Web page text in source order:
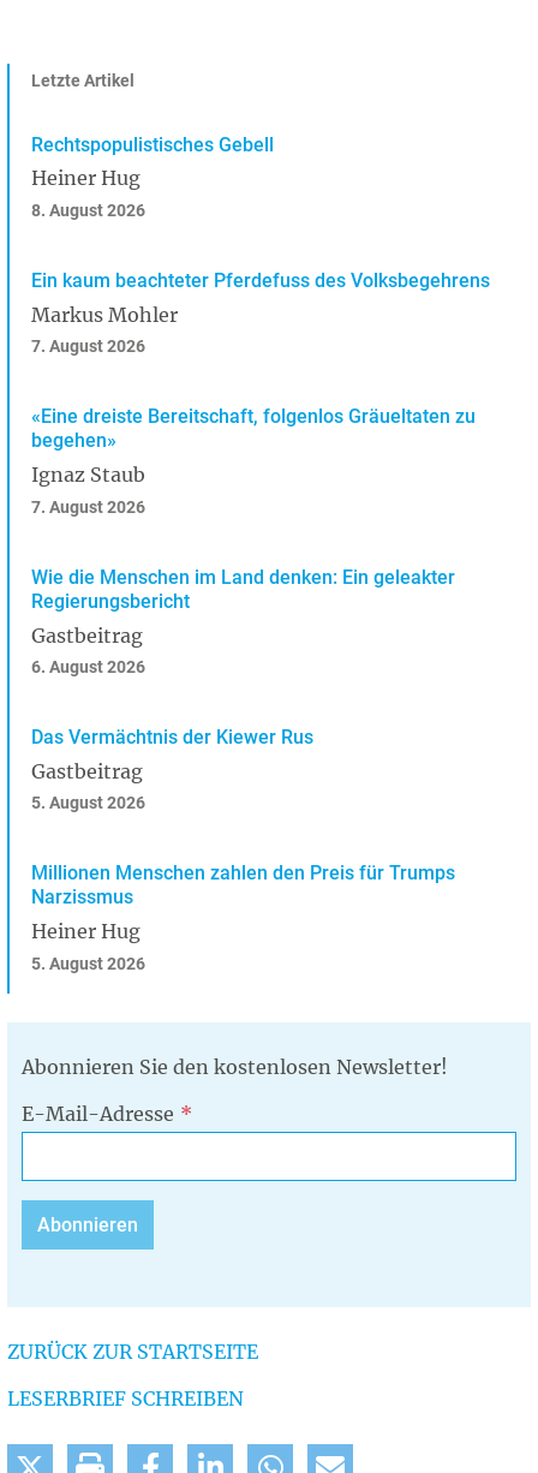
Letzte Artikel
Rechtspopulistisches Gebell
Heiner Hug
8. August 2026
Ein kaum beachteter Pferdefuss des Volksbegehrens
Markus Mohler
7. August 2026
«Eine dreiste Bereitschaft, folgenlos Gräueltaten zu
begehen»
Ignaz Staub
7. August 2026
Wie die Menschen im Land denken: Ein geleakter
Regierungsbericht
Gastbeitrag
6. August 2026
Das Vermächtnis der Kiewer Rus
Gastbeitrag
5. August 2026
Millionen Menschen zahlen den Preis für Trumps
Narzissmus
Heiner Hug
5. August 2026
Abonnieren Sie den kostenlosen Newsletter!
E-Mail-Adresse
ZURÜCK ZUR STARTSEITE
LESERBRIEF SCHREIBEN